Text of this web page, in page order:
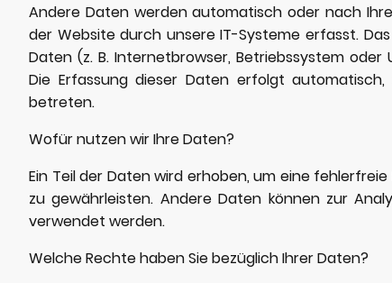
Andere Daten werden automatisch oder nach
der Website durch unsere IT-Systeme erfasst.
Daten (z. B. Internetbrowser, Betriebssystem oder
Die Erfassung dieser Daten erfolgt
betreten.
Wofür nutzen wir Ihre Daten?
Ein Teil der Daten wird erhoben, um eine
zu gewährleisten. Andere Daten können zur
verwendet werden.
Welche Rechte haben Sie bezüglich Ihrer Daten?